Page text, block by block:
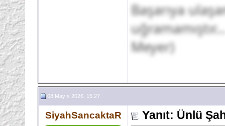
Başarıya
Meyer)
08 Mayıs 2026, 15:27
SiyahSancaktaR Yanıt: Ünlü